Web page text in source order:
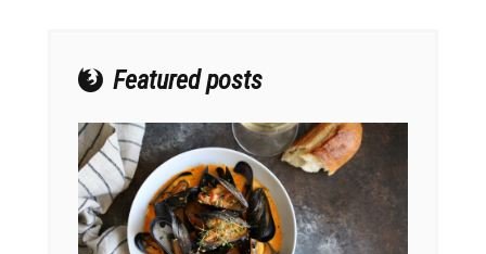
Featured posts